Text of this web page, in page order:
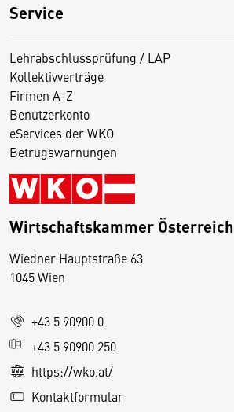
Service
Lehrabschlussprüfung / LAP
Kollektivverträge
Firmen A-Z
Benutzerkonto
eServices der WKO
Betrugswarnungen
Wirtschaftskammer Österreich
Wiedner Hauptstraße 63
1045 Wien
+43 5 90900 0
+43 5 90900 250
https://wko.at/
Kontaktformular
D
s
e
S
e